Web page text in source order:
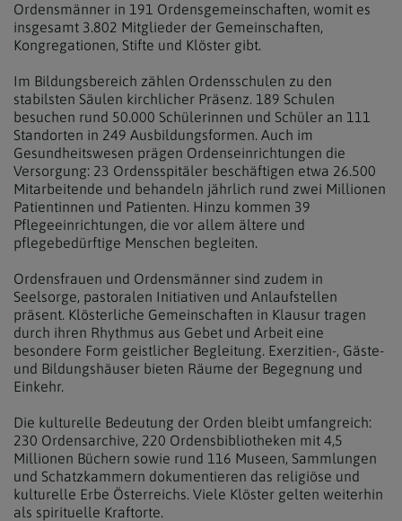
Ordensmänner in 191 Ordensgemeinschaften, womit es
insgesamt 3.802 Mitglieder der Gemeinschaften,
Kongregationen, Stifte und Klöster gibt.
Im Bildungsbereich zählen Ordensschulen zu den
stabilsten Säulen kirchlicher Präsenz. 189 Schulen
besuchen rund 50.000 Schülerinnen und Schüler an 111
Standorten in 249 Ausbildungsformen. Auch im
Gesundheitswesen prägen Ordenseinrichtungen die
Versorgung: 23 Ordensspitäler beschäftigen etwa 26.500
Mitarbeitende und behandeln jährlich rund zwei Millionen
Patientinnen und Patienten. Hinzu kommen 39
Pflegeeinrichtungen, die vor allem ältere und
pflegebedürftige Menschen begleiten.
Ordensfrauen und Ordensmänner sind zudem in
Seelsorge, pastoralen Initiativen und Anlaufstellen
präsent. Klösterliche Gemeinschaften in Klausur tragen
durch ihren Rhythmus aus Gebet und Arbeit eine
besondere Form geistlicher Begleitung. Exerzitien-, Gäste-
und Bildungshäuser bieten Räume der Begegnung und
Einkehr.
Die kulturelle Bedeutung der Orden bleibt umfangreich:
230 Ordensarchive, 220 Ordensbibliotheken mit 4,5
Millionen Büchern sowie rund 116 Museen, Sammlungen
und Schatzkammern dokumentieren das religiöse und
kulturelle Erbe Österreichs. Viele Klöster gelten weiterhin
als spirituelle Kraftorte.